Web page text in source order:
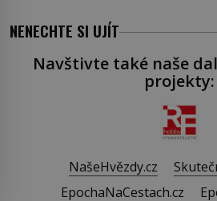
NENECHTE SI UJÍT
Navštivte také naše
projekty:
NašeHvězdy.cz
EpochaNaCestach.cz